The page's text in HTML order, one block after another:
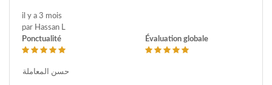
il y a 3 mois
par Hassan L
Ponctualité
Évaluation globale
حسن المعاملة